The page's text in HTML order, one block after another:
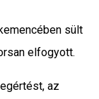
kemencébensült
elfogyott.
az